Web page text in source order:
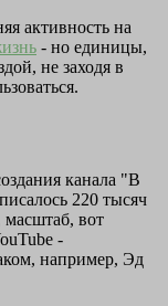
активность на
- но единицы,
не заходя в
канала "В
220 тысяч
масштаб, вот
-
например, Эд